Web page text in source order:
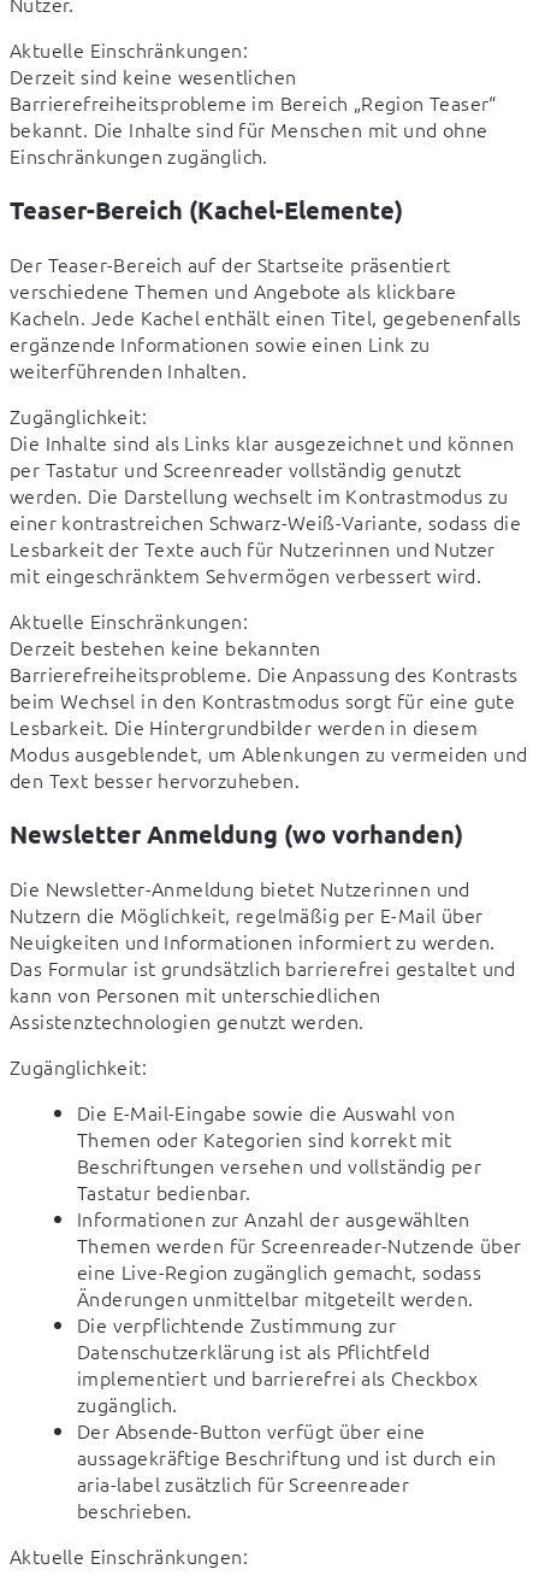
Aktuelle Einschränkungen:
Derzeit sind keine wesentlichen
Barrierefreiheitsprobleme im Bereich „Region Teaser“
bekannt. Die Inhalte sind für Menschen mit und ohne
Einschränkungen zugänglich.
Teaser-Bereich (Kachel-Elemente)
Der Teaser-Bereich auf der Startseite präsentiert
verschiedene Themen und Angebote als klickbare
Kacheln. Jede Kachel enthält einen Titel, gegebenenfalls
ergänzende Informationen sowie einen Link zu
weiterführenden Inhalten.
Zugänglichkeit:
Die Inhalte sind als Links klar ausgezeichnet und können
per Tastatur und Screenreader vollständig genutzt
werden. Die Darstellung wechselt im Kontrastmodus zu
einer kontrastreichen Schwarz-Weiß-Variante, sodass die
Lesbarkeit der Texte auch für Nutzerinnen und Nutzer
mit eingeschränktem Sehvermögen verbessert wird.
Aktuelle Einschränkungen:
Derzeit bestehen keine bekannten
Barrierefreiheitsprobleme. Die Anpassung des Kontrasts
beim Wechsel in den Kontrastmodus sorgt für eine gute
Lesbarkeit. Die Hintergrundbilder werden in diesem
Modus ausgeblendet, um Ablenkungen zu vermeiden und
den Text besser hervorzuheben.
Newsletter Anmeldung (wo vorhanden)
Die Newsletter-Anmeldung bietet Nutzerinnen und
Nutzern die Möglichkeit, regelmäßig per E-Mail über
Neuigkeiten und Informationen informiert zu werden.
Das Formular ist grundsätzlich barrierefrei gestaltet und
kann von Personen mit unterschiedlichen
Assistenztechnologien genutzt werden.
Zugänglichkeit:
Die E-Mail-Eingabe sowie die Auswahl von
Themen oder Kategorien sind korrekt mit
Beschriftungen versehen und vollständig per
Tastatur bedienbar.
Informationen zur Anzahl der ausgewählten
Themen werden für Screenreader-Nutzende über
eine Live-Region zugänglich gemacht, sodass
Änderungen unmittelbar mitgeteilt werden.
Die verpflichtende Zustimmung zur
Datenschutzerklärung ist als Pflichtfeld
implementiert und barrierefrei als Checkbox
zugänglich.
Der Absende-Button verfügt über eine
aussagekräftige Beschriftung und ist durch ein
aria-label zusätzlich für Screenreader
beschrieben.
Aktuelle Einschränkungen: